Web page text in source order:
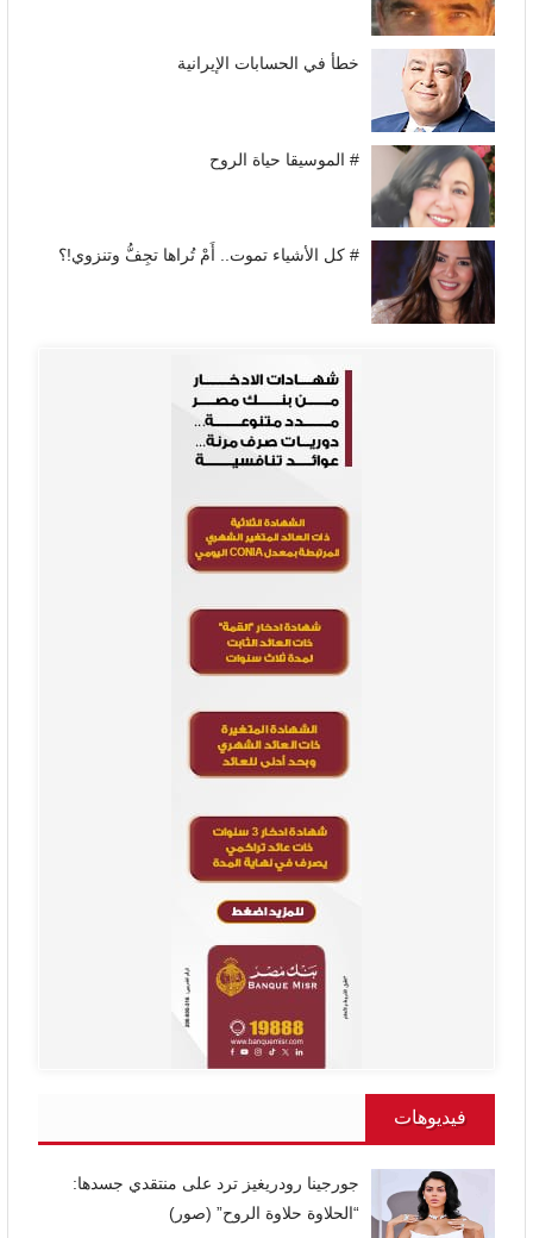
خطأ في الحسابات الإيرانية
# الموسيقا حياة الروح
# كل الأشياء تموت.. أَمْ تُراها تجِفُّ وتنزوي!؟
فيديوهات
جورجينا رودريغيز ترد على منتقدي جسدها:
“الحلاوة حلاوة الروح” (صور)